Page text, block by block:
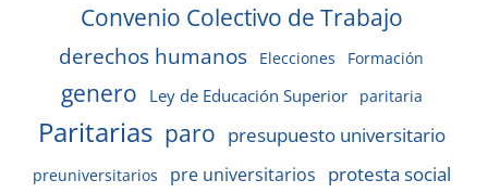
Convenio Colectivo de Trabajo
derechos humanos Elecciones Formación
genero Ley de Educación Superior paritaria
Paritarias paro presupuesto universitario
preuniversitarios pre universitarios protesta social